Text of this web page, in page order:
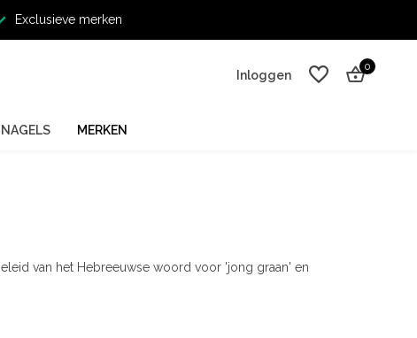
Exclusieve merken
Inloggen
0
NAGELS MERKEN
van het Hebreeuwse woord voor 'jong graan' en